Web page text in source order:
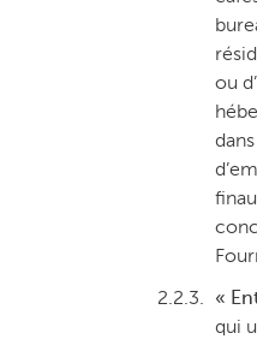
ou
2.2.3. «
qui